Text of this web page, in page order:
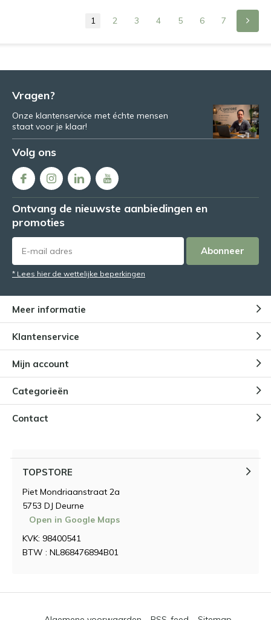
1 2 3 4 5 6 7
Vragen?
Onze klantenservice met échte mensen
staat voor je klaar!
Volg ons
Ontvang de nieuwste aanbiedingen en
promoties
Abonneer
* Lees hier de wettelijke beperkingen
Meer informatie
Klantenservice
Mijn account
Categorieën
Contact
TOPSTORE
Piet Mondriaanstraat 2a
5753 DJ Deurne
Open in Google Maps
KVK: 98400541
BTW : NL868476894B01